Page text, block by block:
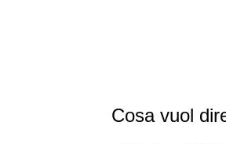
Cosa vuol